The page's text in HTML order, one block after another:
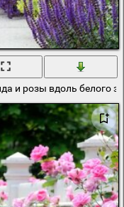
и розы вдоль белого